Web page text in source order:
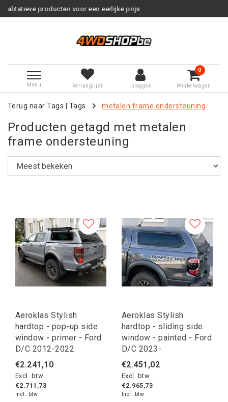
prijs
Menu Verlanglijst Inloggen
0
Winkelwagen
Terug naar Tags Tags metalen frame ondersteuning
Producten getagd met metalen
frame ondersteuning
Aeroklas Stylish
hardtop - pop-up side
window - primer - Ford
D/C 2012-2022
€2.241,10
Excl. btw
€2.711,73
Incl. btw
Aeroklas Stylish
hardtop - sliding side
window - painted - Ford
D/C 2023-
€2.451,02
Excl. btw
€2.965,73
Incl. btw